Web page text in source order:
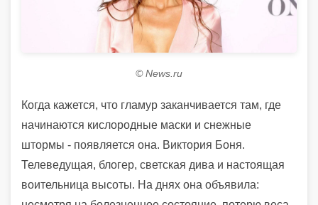
© News.ru
Когда кажется, что гламур заканчивается там, где
начинаются кислородные маски и снежные
штормы - появляется она. Виктория Боня.
Телеведущая, блогер, светская дива и настоящая
воительница высоты. На днях она объявила: